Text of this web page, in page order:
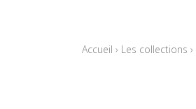
Accueil › Les collections ›